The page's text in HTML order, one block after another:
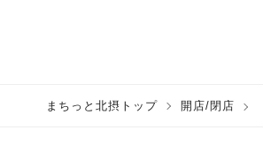
まちっと北摂トップ 開店/閉店